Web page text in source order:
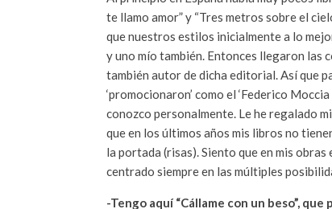
te llamo amor” y “Tres metros sobre el
que nuestros estilos inicialmente a lo
y uno mío también. Entonces llegaron las
también autor de dicha editorial. Así que
‘promocionaron’ como el ‘Federico
conozco personalmente. Le he regalado
que en los últimos años mis libros no
la portada (risas). Siento que en mis
centrado siempre en las múltiples
-Tengo aquí “Cállame con un beso”,